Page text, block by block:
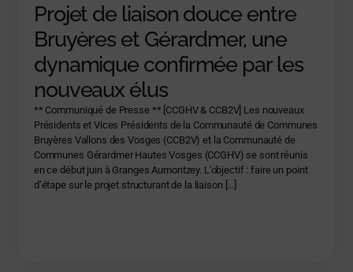
Projet de liaison douce entre
Bruyères et Gérardmer, une
dynamique confirmée par les
nouveaux élus
** Communiqué de Presse ** [CCGHV & CCB2V] Les nouveaux
Présidents et Vices Présidents de la Communauté de Communes
Bruyères Vallons des Vosges (CCB2V) et la Communauté de
Communes Gérardmer Hautes Vosges (CCGHV) se sont réunis
en ce début juin à Granges Aumontzey. L’objectif : faire un point
d’étape sur le projet structurant de la liaison […]